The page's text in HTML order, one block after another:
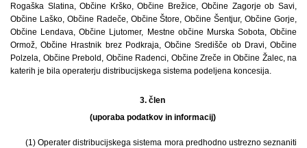
Rogaška Slatina, Občine Krško, Občine Brežice, Občine Zagorje ob Savi,
Občine Laško, Občine Radeče, Občine Štore, Občine Šentjur, Občine Gorje,
Občine Lendava, Občine Ljutomer, Mestne občine Murska Sobota, Občine
Ormož, Občine Hrastnik brez Podkraja, Občine Središče ob Dravi, Občine
Polzela, Občine Prebold, Občine Radenci, Občine Zreče in Občine Žalec, na
katerih je bila operaterju distribucijskega sistema podeljena koncesija.
3. člen
(uporaba podatkov in informacij)
(1) Operater distribucijskega sistema mora predhodno ustrezno seznaniti